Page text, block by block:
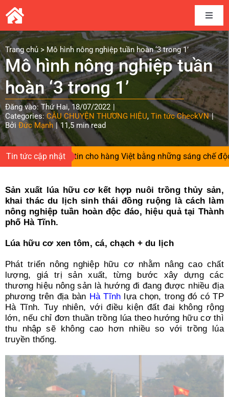
Skip
to
content
Toggle
Home
Câu chuyện thương hiệu
Kết nối cung cầu
Chia sẻ kinh nghiệm
Tin và sự kiện CheckVN
for:
Trang chủ> Mô hình nông nghiệp tuần hoàn ‘3 trong 1’
Mô hình nông nghiệp tuần
hoàn ‘3 trong 1’
Đăng vào: Thứ Hai, 18/07/2022 |
Categories:CÂU CHUYỆN THƯƠNG HIỆU, Tin tức CheckVN |
Bởi Đức Mạnh | 11,5 min read
Tin tức cập nhật
niềm tin cho hàng Việt bằng những sáng chế độc quyền
Sản xuất lúa hữu cơ kết hợp nuôi trồng thủy sản,
khai thác du lịch sinh thái đồng ruộng là cách làm
nông nghiệp tuần hoàn độc đáo, hiệu quả tại Thành
phố Hà Tĩnh.
Lúa hữu cơ xen tôm, cá, chạch + du lịch
Phát triển nông nghiệp hữu cơ nhằm nâng cao chất
lượng, giá trị sản xuất, từng bước xây dựng các
thương hiệu nông sản là hướng đi đang được nhiều địa
phương trên địa bàn Hà Tĩnh lựa chọn, trong đó có TP
Hà Tĩnh. Tuy nhiên, với điều kiện đất đai không rộng
lớn, nếu chỉ đơn thuần trồng lúa theo hướng hữu cơ thì
thu nhập sẽ không cao hơn nhiều so với trồng lúa
truyền thống.